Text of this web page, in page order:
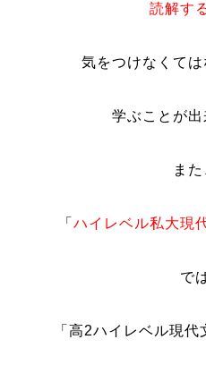
読解す
気をつけなくて
学ぶことが出
また
「ハイレベル私大現
で
「高2ハイレベル現